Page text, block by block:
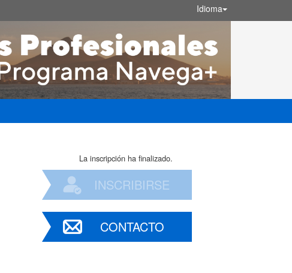
Idioma
La inscripción ha finalizado.
INSCRIBIRSE
CONTACTO